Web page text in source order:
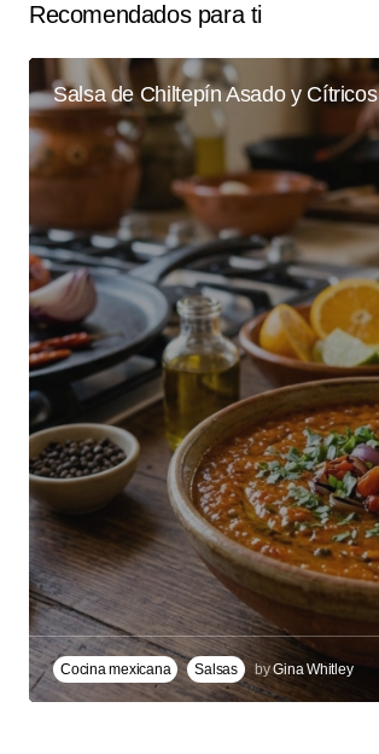
Recomendados para ti
Salsa de Chiltepín Asado y Cítricos
Cocina mexicana Salsas byGina Whitley